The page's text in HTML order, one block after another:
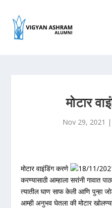
मोटार
Nov 29, 2021 |
मोटार वाइंडिंग करणे
18/11/2021
करण्यासाठी आम्हाला सरांनी गावात
त्यातील घाण साफ केली आणि पुन्हा
आम्ही अनुभव घेतला की मोटार